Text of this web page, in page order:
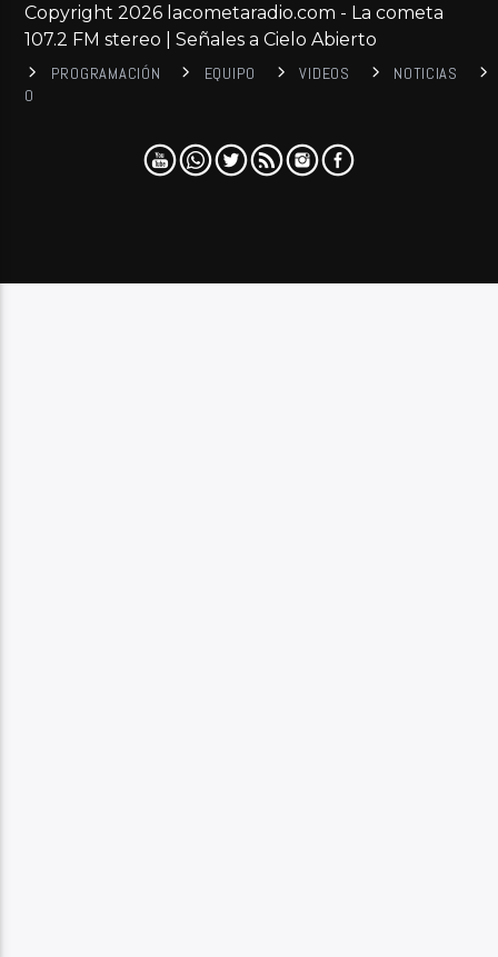
Copyright 2026 lacometaradio.com - La cometa
107.2 FM stereo | Señales a Cielo Abierto
PROGRAMACIÓN EQUIPO VIDEOS
NOTICIAS
0